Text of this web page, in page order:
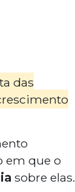
das
em que o
sobre elas.